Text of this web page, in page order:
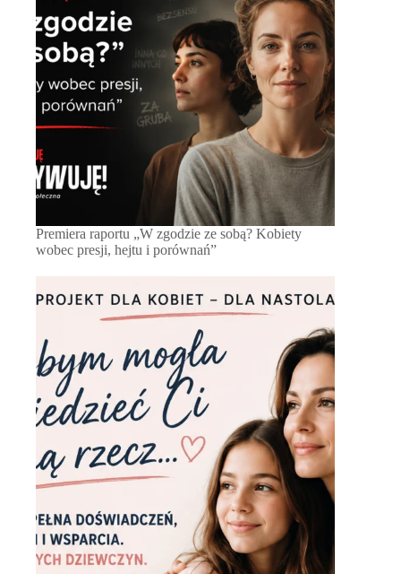
Premiera raportu „W zgodzie ze sobą? Kobiety
wobec presji, hejtu i porównań”